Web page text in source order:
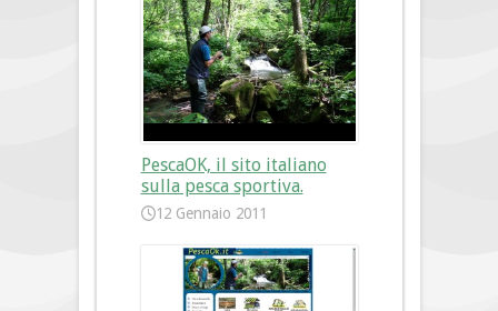
PescaOK, il sito italiano
sulla pesca sportiva.
12 Gennaio 2011